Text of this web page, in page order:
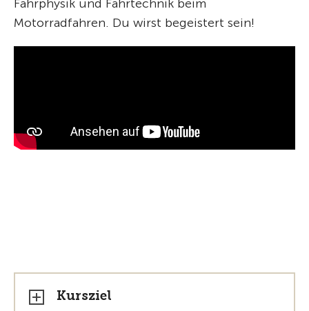
Fahrphysik und Fahrtechnik beim
Motorradfahren. Du wirst begeistert sein!
Kursziel